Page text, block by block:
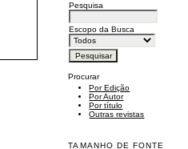
Pesquisa
Escopo da Busca
Procurar
Por Edição
Por Autor
Por título
Outras revistas
TAMANHO DE FONTE